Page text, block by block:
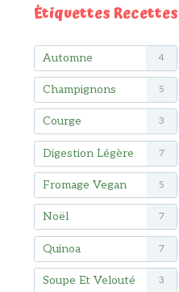
Étiquettes Recettes
Automne 4
Champignons 5
Courge 3
Digestion Légère 7
Fromage Vegan 5
Noël 7
Quinoa 7
Soupe Et Velouté 3